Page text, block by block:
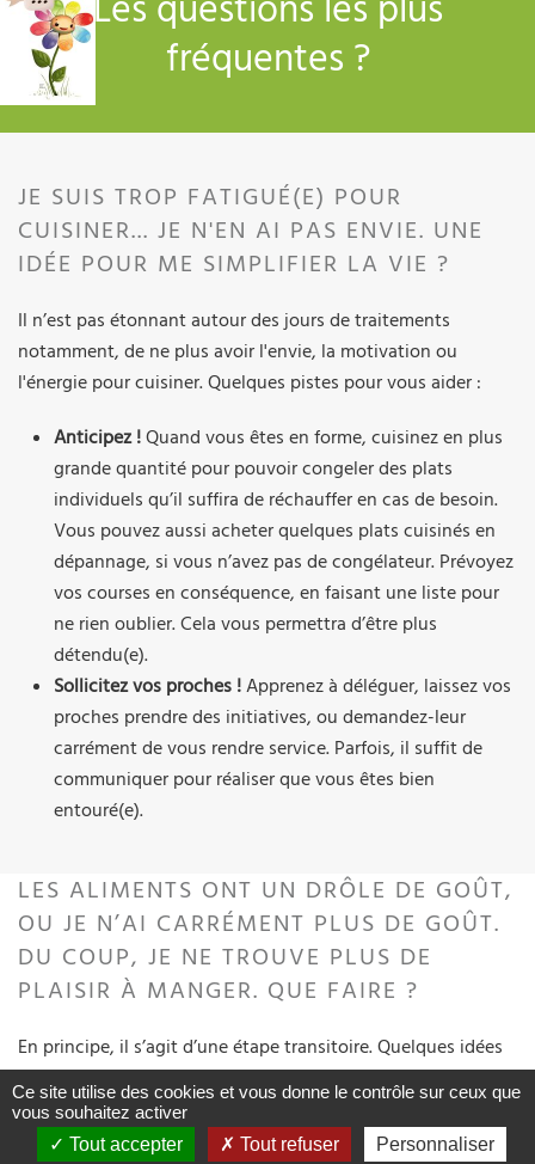
Les questions les plus
fréquentes ?
JE SUIS TROP FATIGUÉ(E) POUR
CUISINER... JE N'EN AI PAS ENVIE. UNE
IDÉE POUR ME SIMPLIFIER LA VIE ?
Il n’est pas étonnant autour des jours de traitements
notamment, de ne plus avoir l'envie, la motivation ou
l'énergie pour cuisiner. Quelques pistes pour vous aider :
Anticipez !Quand vous êtes en forme, cuisinez en plus
grande quantité pour pouvoir congeler des plats
individuels qu’il suffira de réchauffer en cas de besoin.
Vous pouvez aussi acheter quelques plats cuisinés en
dépannage, si vous n’avez pas de congélateur. Prévoyez
vos courses en conséquence, en faisant une liste pour
ne rien oublier. Cela vous permettra d’être plus
détendu(e).
Sollicitez vos proches !Apprenez à déléguer, laissez vos
proches prendre des initiatives, ou demandez-leur
carrément de vous rendre service. Parfois, il suffit de
communiquer pour réaliser que vous êtes bien
entouré(e).
LES ALIMENTS ONT UN DRÔLE DE GOÛT,
OU JE N’AI CARRÉMENT PLUS DE GOÛT.
DU COUP, JE NE TROUVE PLUS DE
PLAISIR À MANGER. QUE FAIRE ?
En principe, il s’agit d’une étape transitoire. Quelques idées
pour vous aider à compenser :
Utilisez des épices pour relever vos plats. S’il vous reste
Ce site utilise des cookies et vous donne le contrôle sur ceux que
vous souhaitez activer
Tout accepter
Tout refuser Personnaliser